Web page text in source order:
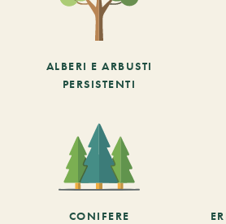
ALBERI E ARBUSTI
PERSISTENTI
CONIFERE